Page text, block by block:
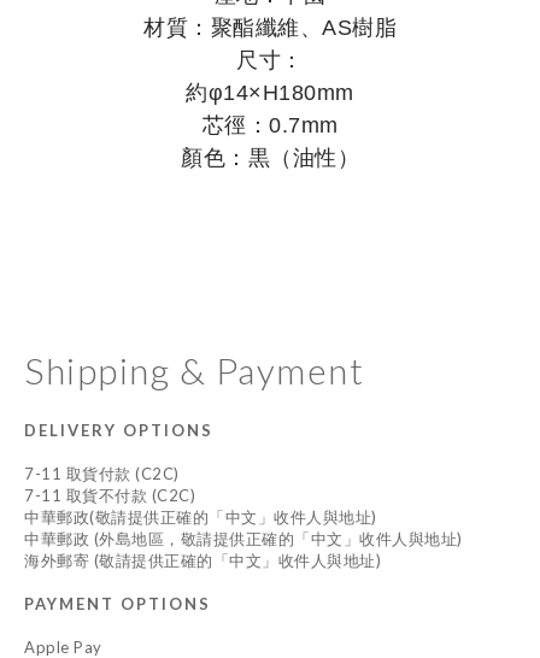
材質：聚酯纖維、AS樹脂
尺寸：
約φ14×H180mm
芯徑：0.7mm
顏色：黒（油性）
Shipping & Payment
DELIVERY OPTIONS
7-11 取貨付款 (C2C)
7-11 取貨不付款 (C2C)
中華郵政(敬請提供正確的「中文」收件人與地址)
中華郵政 (外島地區，敬請提供正確的「中文」收件人與地址)
海外郵寄 (敬請提供正確的「中文」收件人與地址)
PAYMENT OPTIONS
Apple Pay